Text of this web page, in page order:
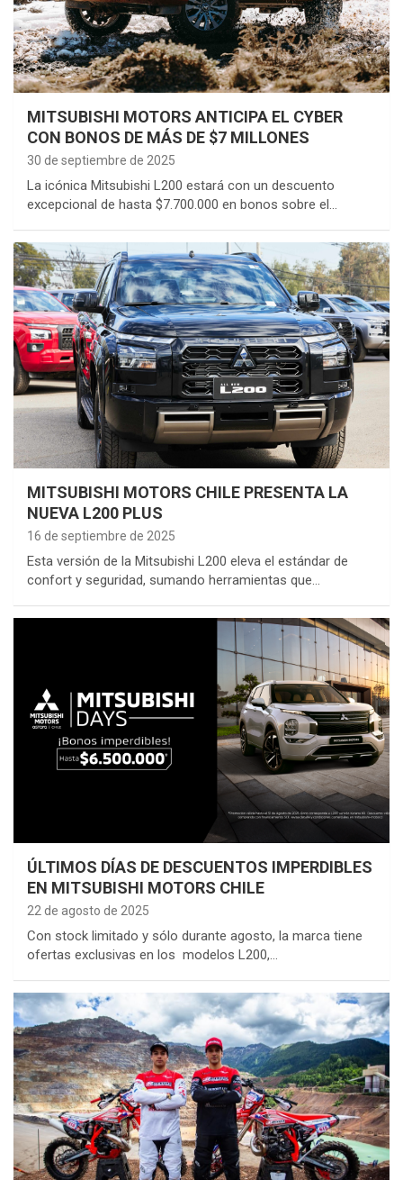
MITSUBISHI MOTORS ANTICIPA EL CYBER
CON BONOS DE MÁS DE $7 MILLONES
30 de septiembre de 2025
La icónica Mitsubishi L200 estará con un descuento
excepcional de hasta $7.700.000 en bonos sobre el…
MITSUBISHI MOTORS CHILE PRESENTA LA
NUEVA L200 PLUS
16 de septiembre de 2025
Esta versión de la Mitsubishi L200 eleva el estándar de
confort y seguridad, sumando herramientas que…
ÚLTIMOS DÍAS DE DESCUENTOS IMPERDIBLES
EN MITSUBISHI MOTORS CHILE
22 de agosto de 2025
Con stock limitado y sólo durante agosto, la marca tiene
ofertas exclusivas en los modelos L200,…